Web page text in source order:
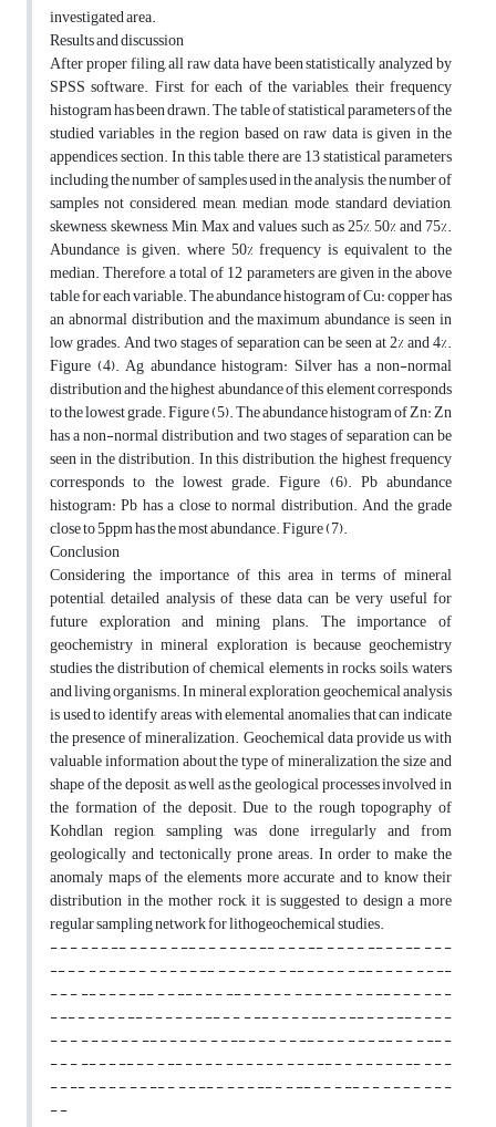
investigated area.
Results and discussion
After proper filing, all raw data have been statistically analyzed by
SPSS software. First, for each of the variables, their frequency
histogram has been drawn. The table of statistical parameters of the
studied variables in the region based on raw data is given in the
appendices section. In this table, there are 13 statistical parameters
including the number of samples used in the analysis, the number of
samples not considered, mean, median, mode, standard deviation,
skewness, skewness, Min, Max and values such as 25%, 50% and 75%.
Abundance is given. where 50% frequency is equivalent to the
median. Therefore, a total of 12 parameters are given in the above
table for each variable. The abundance histogram of Cu: copper has
an abnormal distribution and the maximum abundance is seen in
low grades. And two stages of separation can be seen at 2% and 4%.
Figure (4). Ag abundance histogram: Silver has a non-normal
distribution and the highest abundance of this element corresponds
to the lowest grade. Figure (5). The abundance histogram of Zn: Zn
has a non-normal distribution and two stages of separation can be
seen in the distribution. In this distribution, the highest frequency
corresponds to the lowest grade. Figure (6). Pb abundance
histogram: Pb has a close to normal distribution. And the grade
close to 5ppm has the most abundance. Figure (7).
Conclusion
Considering the importance of this area in terms of mineral
potential, detailed analysis of these data can be very useful for
future exploration and mining plans. The importance of
geochemistry in mineral exploration is because geochemistry
studies the distribution of chemical elements in rocks, soils, waters
and living organisms. In mineral exploration, geochemical analysis
is used to identify areas with elemental anomalies that can indicate
the presence of mineralization. Geochemical data provide us with
valuable information about the type of mineralization, the size and
shape of the deposit, as well as the geological processes involved in
the formation of the deposit. Due to the rough topography of
Kohdlan region, sampling was done irregularly and from
geologically and tectonically prone areas. In order to make the
anomaly maps of the elements more accurate and to know their
distribution in the mother rock, it is suggested to design a more
regular sampling network for lithogeochemical studies.
- - - - - - -- - - - - - -- - - - - - - -- - - - -- - - - - -- - - -- - - -
-- - - - - - - - - - - - - - -- - - - - - - - -- - - - - - -- - - - - - - --
- - - -- - - - - -- - - -- - - - -- - - - - - - - - - - - - - -- - - - - - -
- -- - - - - - -- - - - - - - -- - - - -- - - - - -- - - -- - - - -- - - - -
- - - - - - - - - -- - - - - - - - -- - - - - - -- - - - - - - -- - - - -- -
- - - -- - - -- - - - -- - - - - - - - - - - - - - -- - - - - - - - -- - - -
- - -- - - - - - - -- - - - -- - - - - -- - - -- - - - -- - - - - - - - - -
- -